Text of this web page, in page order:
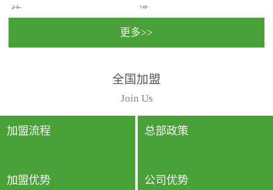
住...
动，人类长时间停留的室
内空间都有整体消毒的需
要。因为空间内人流携带
的、空气...
选...
行国家规定的标准检测方
法，空气采样量准确，检
测结果可靠，远胜于其他
检测...
更多>>
全国加盟
Join Us
加盟流程 总部政策
加盟优势 公司优势